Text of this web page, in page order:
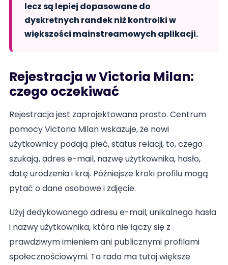
lecz są lepiej dopasowane do
dyskretnych randek niż kontrolki w
większości mainstreamowych aplikacji.
Rejestracja w Victoria Milan:
czego oczekiwać
Rejestracja jest zaprojektowana prosto. Centrum
pomocy Victoria Milan wskazuje, że nowi
użytkownicy podają płeć, status relacji, to, czego
szukają, adres e-mail, nazwę użytkownika, hasło,
datę urodzenia i kraj. Późniejsze kroki profilu mogą
pytać o dane osobowe i zdjęcie.
Użyj dedykowanego adresu e-mail, unikalnego hasła
i nazwy użytkownika, która nie łączy się z
prawdziwym imieniem ani publicznymi profilami
społecznościowymi. Ta rada ma tutaj większe